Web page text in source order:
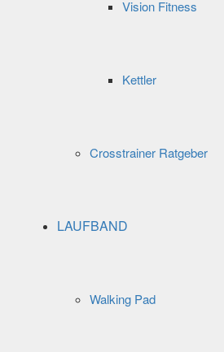
Vision Fitness
Kettler
Crosstrainer Ratgeber
LAUFBAND
Walking Pad